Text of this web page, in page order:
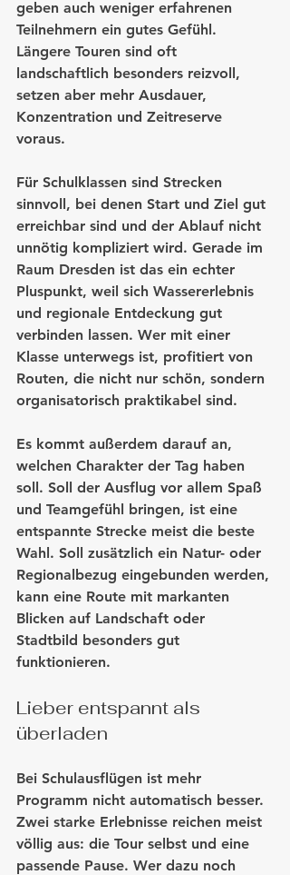
geben auch weniger erfahrenen
Teilnehmern ein gutes Gefühl.
Längere Touren sind oft
landschaftlich besonders reizvoll,
setzen aber mehr Ausdauer,
Konzentration und Zeitreserve
voraus.
Für Schulklassen sind Strecken
sinnvoll, bei denen Start und Ziel gut
erreichbar sind und der Ablauf nicht
unnötig kompliziert wird. Gerade im
Raum Dresden ist das ein echter
Pluspunkt, weil sich Wassererlebnis
und regionale Entdeckung gut
verbinden lassen. Wer mit einer
Klasse unterwegs ist, profitiert von
Routen, die nicht nur schön, sondern
organisatorisch praktikabel sind.
Es kommt außerdem darauf an,
welchen Charakter der Tag haben
soll. Soll der Ausflug vor allem Spaß
und Teamgefühl bringen, ist eine
entspannte Strecke meist die beste
Wahl. Soll zusätzlich ein Natur- oder
Regionalbezug eingebunden werden,
kann eine Route mit markanten
Blicken auf Landschaft oder
Stadtbild besonders gut
funktionieren.
Lieber entspannt als
überladen
Bei Schulausflügen ist mehr
Programm nicht automatisch besser.
Zwei starke Erlebnisse reichen meist
völlig aus: die Tour selbst und eine
passende Pause. Wer dazu noch